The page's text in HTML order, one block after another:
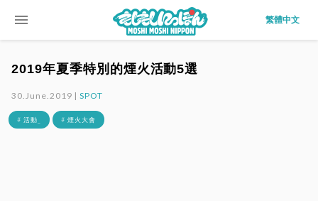
menu 繁體中文
2019年夏季特別的煙火活動5選
30.June.2019 |SPOT
# 活動_ # 煙火大會